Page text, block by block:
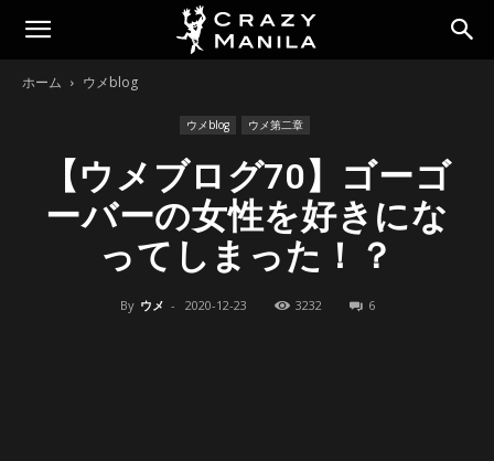
ホーム ウメblog
ウメblog ウメ第二章
【ウメブログ70】ゴーゴ
ーバーの女性を好きにな
ってしまった！？
By ウメ - 2020-12-23 3232 6